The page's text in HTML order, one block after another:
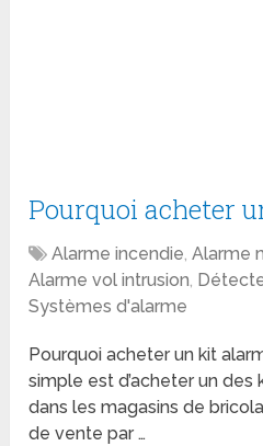
Pourquoi acheter
Alarme incendie,Alarme
Alarme vol intrusion,
Systèmes d'alarme
Pourquoi acheter un kit
simple est d’acheter un des
dans les magasins de
de vente par …